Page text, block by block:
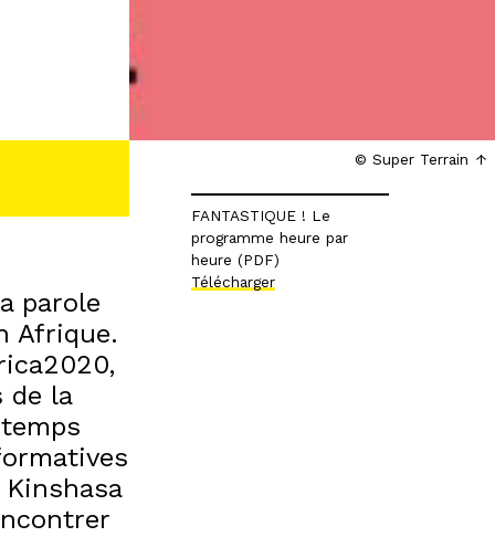
© Super Terrain
parole
Afrique.
de la
FANTASTIQUE ! Le
programme heure par
heure (PDF)
Télécharger